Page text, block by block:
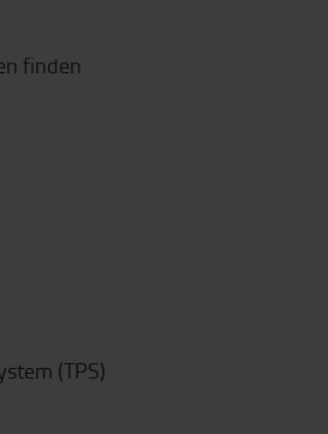
finden
(TPS)